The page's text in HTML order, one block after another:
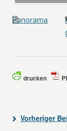
Panorama
drucken
Vorheriger